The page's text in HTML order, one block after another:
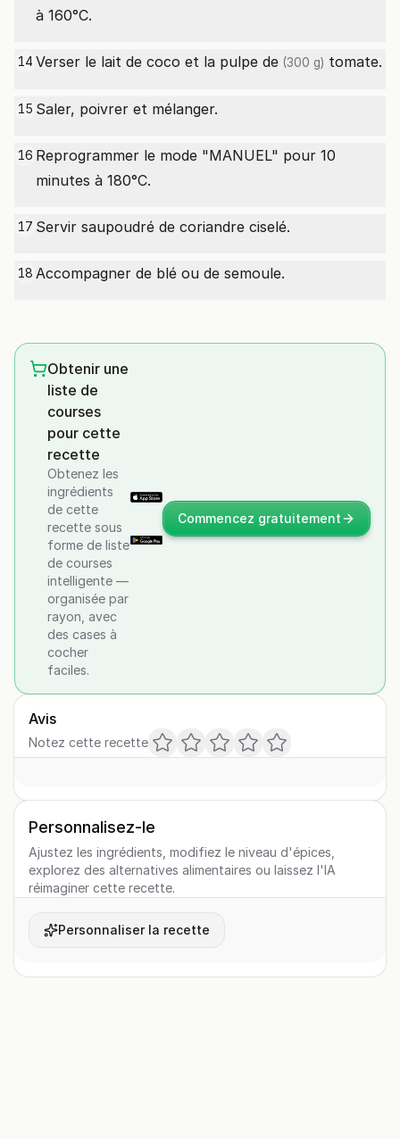
à 160°C.
14 Verser le lait de coco et la pulpe de (300 g) tomate.
15 Saler, poivrer et mélanger.
16 Reprogrammer le mode "MANUEL" pour 10
minutes à 180°C.
17 Servir saupoudré de coriandre ciselé.
18 Accompagner de blé ou de semoule.
Obtenir une
liste de
courses
pour cette
recette
Obtenez les
ingrédients
de cette
recette sous
forme de liste
de courses
intelligente —
organisée par
rayon, avec
des cases à
cocher
faciles.
Commencez gratuitement
Avis
Notez cette recette
Personnalisez-le
Ajustez les ingrédients, modifiez le niveau d'épices,
explorez des alternatives alimentaires ou laissez l'IA
réimaginer cette recette.
Personnaliser la recette